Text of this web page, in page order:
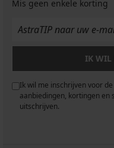
Mis geen enkele korting
IK WIL
Ik wil me inschrijven voor
aanbiedingen, kortingen en
uitschrijven.